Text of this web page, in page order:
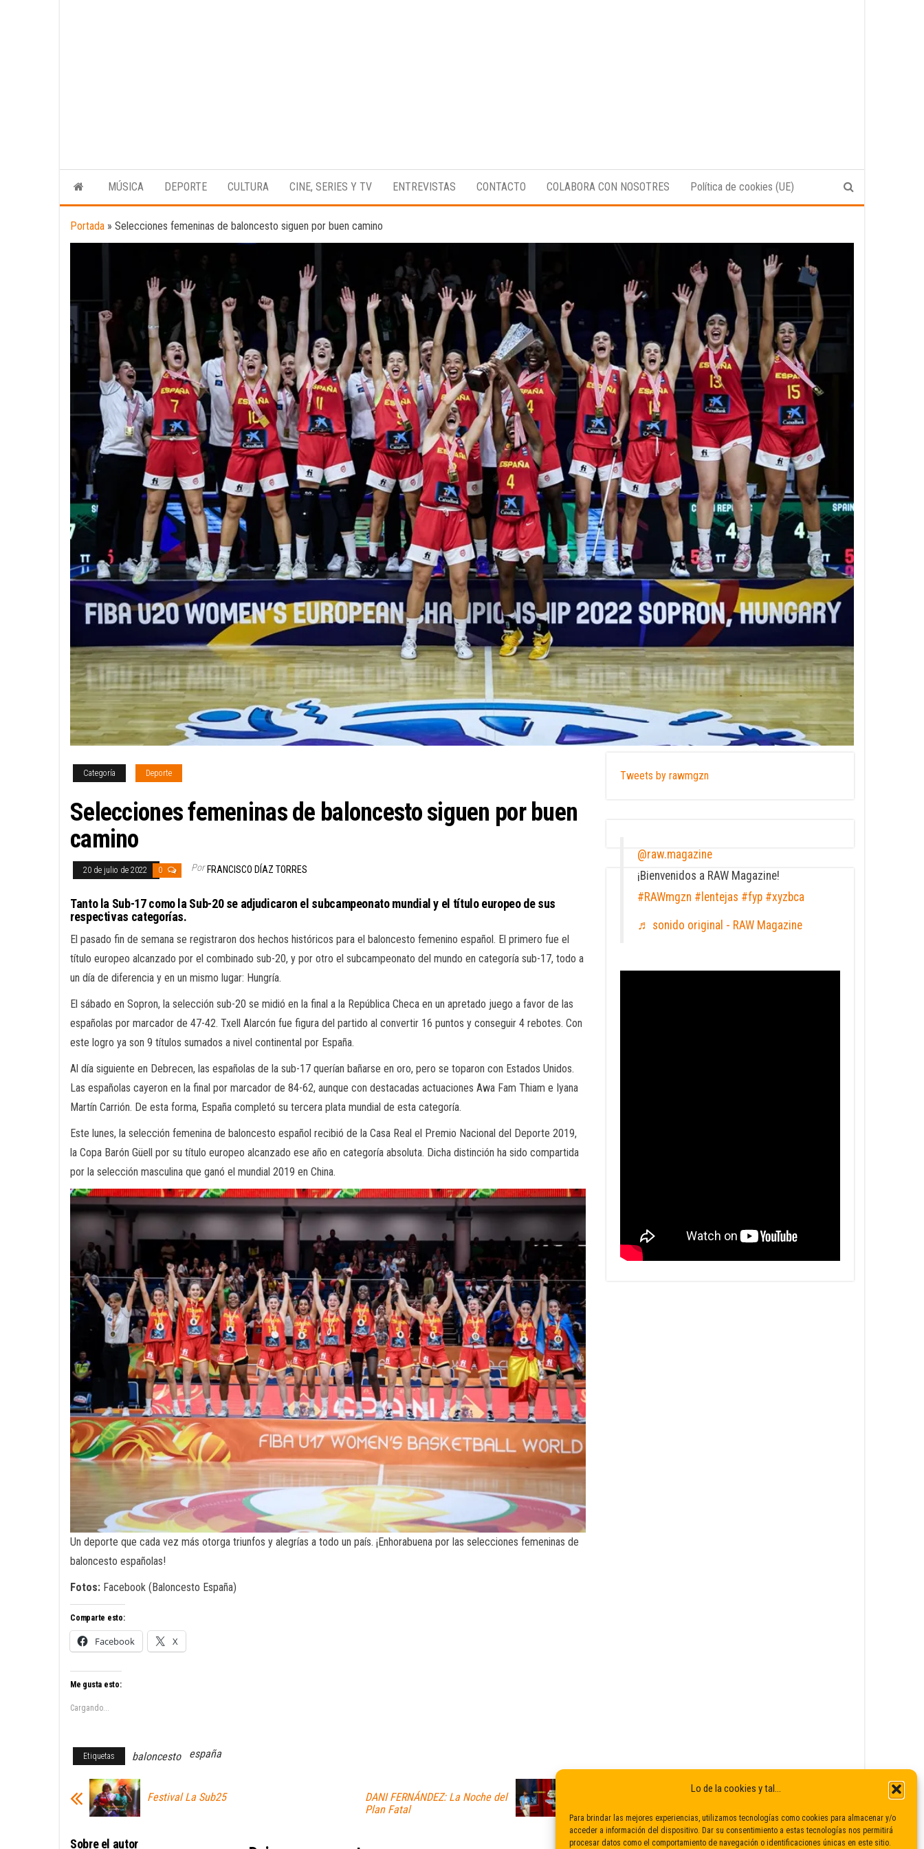
Lo de la cookies y tal...
Para brindar las mejores experiencias, utilizamos tecnologías como cookies para almacenar y/o
acceder a información del dispositivo. Dar su consentimiento a estas tecnologías nos permitirá
procesar datos como el comportamiento de navegación o identificaciones únicas en este sitio.
Magazine
digital
enfocado
cultura,
la
MÚSICA DEPORTE CULTURA CINE, SERIES Y TV ENTREVISTAS CONTACTO COLABORA CON NOSOTRES Política de cookies (UE)
Portada » Selecciones femeninas de baloncesto siguen por buen camino
Categoría Deporte
Selecciones femeninas de baloncesto siguen por buen
camino
20 de julio de 2022 0 Por FRANCISCO DÍAZ TORRES
Tanto la Sub-17 como la Sub-20 se adjudicaron el subcampeonato mundial y el título europeo de sus
respectivas categorías.
El pasado fin de semana se registraron dos hechos históricos para el baloncesto femenino español. El primero fue el
título europeo alcanzado por el combinado sub-20, y por otro el subcampeonato del mundo en categoría sub-17, todo a
un día de diferencia y en un mismo lugar: Hungría.
El sábado en Sopron, la selección sub-20 se midió en la final a la República Checa en un apretado juego a favor de las
españolas por marcador de 47-42. Txell Alarcón fue figura del partido al convertir 16 puntos y conseguir 4 rebotes. Con
este logro ya son 9 títulos sumados a nivel continental por España.
Al día siguiente en Debrecen, las españolas de la sub-17 querían bañarse en oro, pero se toparon con Estados Unidos.
Las españolas cayeron en la final por marcador de 84-62, aunque con destacadas actuaciones Awa Fam Thiam e Iyana
Martín Carrión. De esta forma, España completó su tercera plata mundial de esta categoría.
Este lunes, la selección femenina de baloncesto español recibió de la Casa Real el Premio Nacional del Deporte 2019,
la Copa Barón Güell por su título europeo alcanzado ese año en categoría absoluta. Dicha distinción ha sido compartida
por la selección masculina que ganó el mundial 2019 en China.
Un deporte que cada vez más otorga triunfos y alegrías a todo un país. ¡Enhorabuena por las selecciones femeninas de
baloncesto españolas!
Fotos: Facebook (Baloncesto España)
Comparte esto:
Facebook X
Me gusta esto:
Cargando...
Etiquetas baloncesto españa
Festival La Sub25
DANI FERNÁNDEZ: La Noche del
Plan Fatal
Sobre el autor
Tweets by rawmgzn
@raw.magazine
¡Bienvenidos a RAW Magazine!
#RAWmgzn #lentejas #fyp #xyzbca
♬ sonido original - RAW Magazine